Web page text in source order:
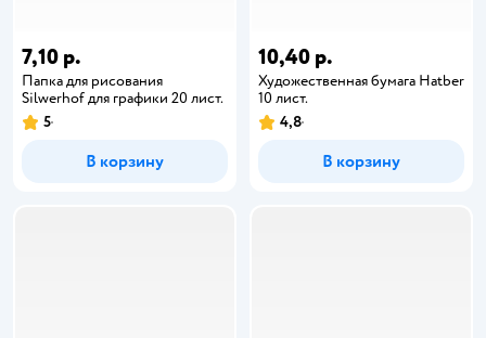
7,10 р.
Папка для рисования
Silwerhof для графики 20 лист.
5
В корзину
10,40 р.
Художественная бумага Hatber
10 лист.
4,8
В корзину